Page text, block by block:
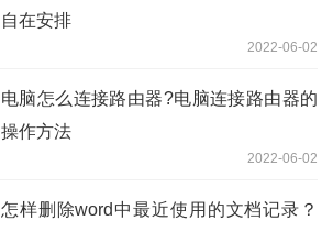
自在安排
2022-06-02
电脑怎么连接路由器?电脑连接路由器的
操作方法
2022-06-02
怎样删除word中最近使用的文档记录？